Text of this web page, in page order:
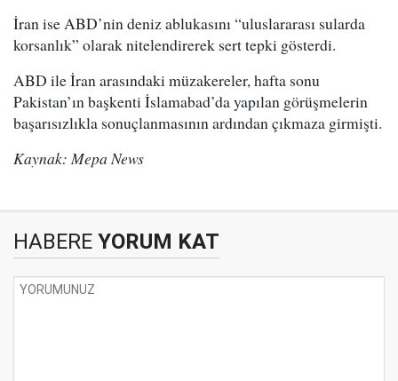
İran ise ABD’nin deniz ablukasını “uluslararası sularda
korsanlık” olarak nitelendirerek sert tepki gösterdi.
ABD ile İran arasındaki müzakereler, hafta sonu
Pakistan’ın başkenti İslamabad’da yapılan görüşmelerin
başarısızlıkla sonuçlanmasının ardından çıkmaza girmişti.
Kaynak: Mepa News
HABERE YORUM KAT